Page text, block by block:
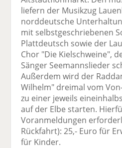
liefern der Musikzug
norddeutsche
mit selbstgeschriebenen
Plattdeutsch sowie der
Chor "Die Kielschweine",
Sänger Seemannslieder
Außerdem wird der
Wilhelm" dreimal vom
zu einer jeweils
auf der Elbe starten.
Voranmeldungen
Rückfahrt): 25,- Euro für
für Kinder.